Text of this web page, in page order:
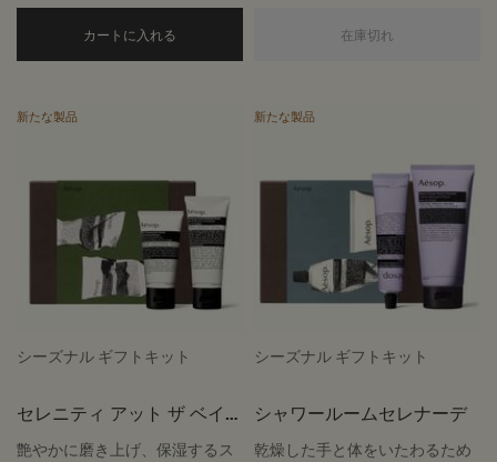
カートに入れる Add the バスルームアバンダンス to cart
在庫切れ
新たな製品
シーズナル ギフトキット
セレニティ アット ザ ベイス
ン
艶やかに磨き上げ、保湿するス
新たな製品
シーズナル ギフトキット
シャワールームセレナーデ
乾燥した手と体をいたわるため